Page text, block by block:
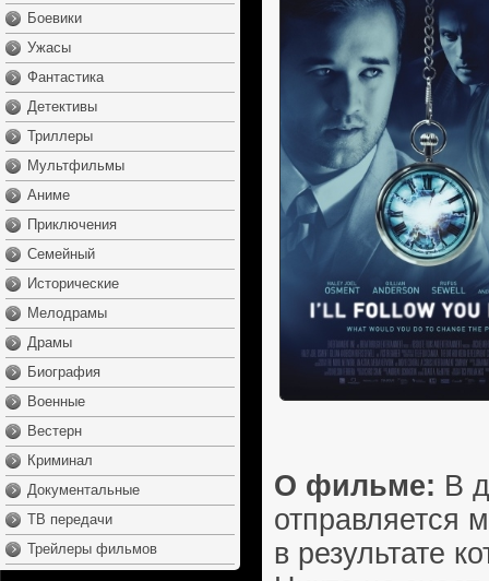
Боевики
Ужасы
Фантастика
Детективы
Триллеры
Мультфильмы
Аниме
Приключения
Семейный
Исторические
Мелодрамы
Драмы
Биография
Военные
Вестерн
Криминал
Документальные
ТВ передачи
Трейлеры фильмов
О фильме: В
отправляется
в результате